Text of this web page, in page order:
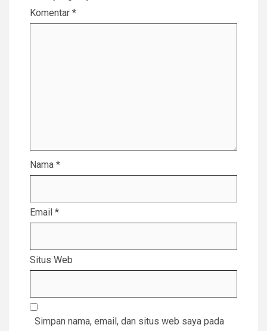
Komentar *
Nama *
Email *
Situs Web
Simpan nama, email, dan situs web saya pada